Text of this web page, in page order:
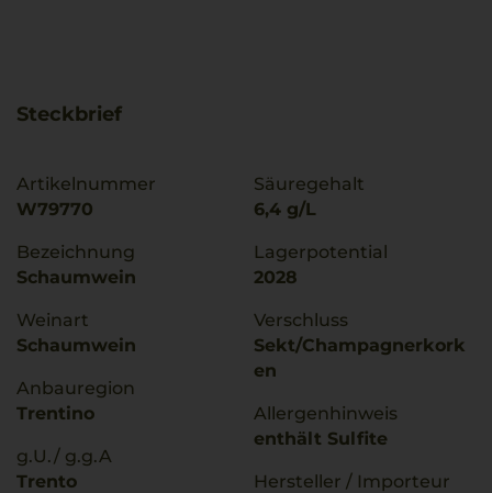
Steckbrief
Artikelnummer
W79770
Bezeichnung
Schaumwein
Weinart
Schaumwein
Anbauregion
Trentino
g.U./ g.g.A
Trento
Säuregehalt
6,4 g/L
Lagerpotential
2028
Verschluss
Sekt/Champagnerkork
en
Allergenhinweis
enthält Sulfite
Hersteller / Importeur